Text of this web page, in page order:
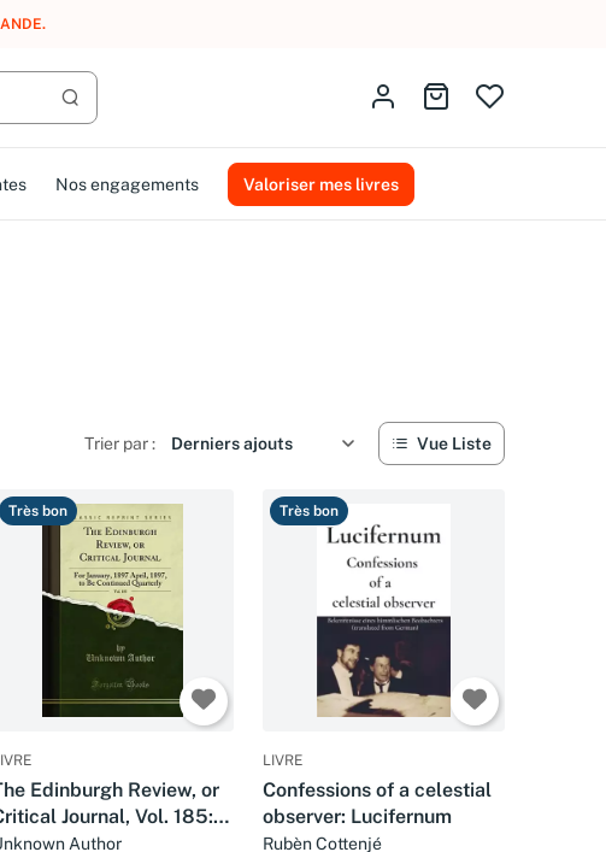
CLUB AMMAREAL.
Lancer la recherche
Identifiez-vousAller au panier
Nos engagements Valoriser mes livres
Trier par : Vue Liste
Très bon
Edinburgh Review, or
Journal, Vol. 185:
January, 1897 April,
Author
Très bon
LIVRE
Confessions of a celestial
observer: Lucifernum
Rubèn Cottenjé